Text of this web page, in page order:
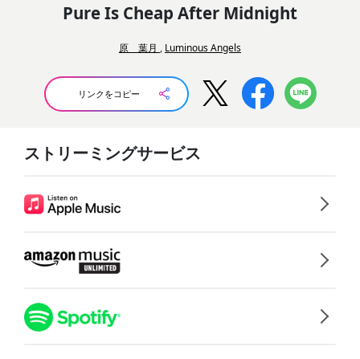
Pure Is Cheap After Midnight
原 葉月 , Luminous Angels
リンクをコピー
ストリーミングサービス